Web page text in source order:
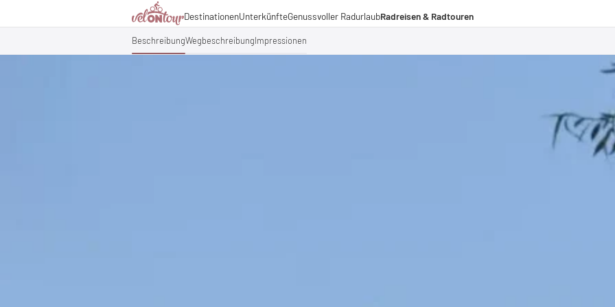
Destinationen
Italien
Deutschland
Schweiz
Unterkünfte
Italien
Deutschland
Schweiz
Genussvoller Radurlaub
Urlaubsthemen
Magazin
Radreisen & Radtouren
Radreisen
BeschreibungWegbeschreibungImpressionen